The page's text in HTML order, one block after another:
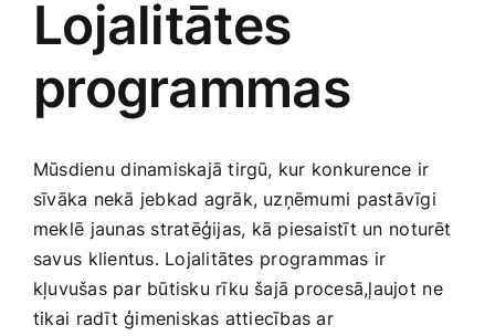
Medicīnas preces
Mobilie telefoni, planšetdatori
Pārtikas preces
Preces birojam
Lojalitātes
programmas
Mūsdienu ⁣dinamiskajā tirgū, ‌kur konkurence ir
sīvāka nekā ​jebkad agrāk, uzņēmumi⁤ pastāvīgi
meklē⁤ jaunas stratēģijas,⁣ kā piesaistīt un ⁤noturēt
savus⁢ klientus. Lojalitātes⁣ programmas ir
kļuvušas par būtisku rīku šajā procesā,ļaujot⁤ ne
tikai ⁤radīt‍ ģimeniskas attiecības ar